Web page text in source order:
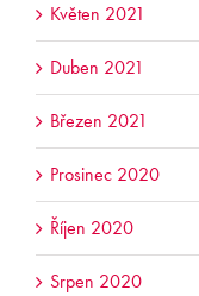
Květen 2021
Duben 2021
Březen 2021
Prosinec 2020
Říjen 2020
Srpen 2020